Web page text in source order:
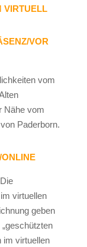
VIRTUELL
VOR
vom
Nähe vom
Paderborn.
virtuellen
geben
im virtuellen